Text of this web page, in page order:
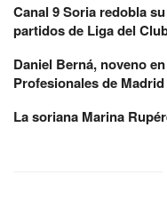
Canal 9 Soria redobla
partidos de Liga del
Daniel Berná, noveno
Profesionales de
La soriana Marina